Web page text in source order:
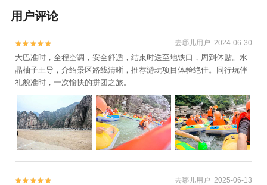
用户评论

 去哪儿用户 2024-06-30
大巴准时，全程空调，安全舒适，结束时送至地铁口，周到体贴。水
晶柚子王导，介绍景区路线清晰，推荐游玩项目体验绝佳。同行玩伴
礼貌准时，一次愉快的拼团之旅。

 去哪儿用户 2025-06-13